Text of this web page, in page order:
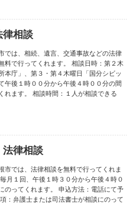
相談
では、相続、遺言、交通事故などの法律
料で行ってくれます。 相談日時：第２木
本庁」、第３・第４木曜日「国分シビッ
午後１時００分から午後４時００分の間
れます。 相談時間：１人が相談できる
律相談
市では、法律相談を無料で行ってくれま
月１回、午後１時３０分から午後４時０
のってくれます。 申込方法：電話にて予
：弁護士または司法書士が相談にのって